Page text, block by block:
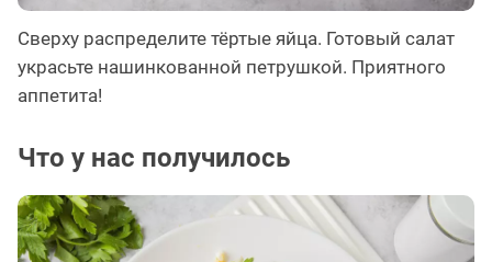
Сверху распределите тёртые яйца. Готовый салат
украсьте нашинкованной петрушкой. Приятного
аппетита!
Что у нас получилось